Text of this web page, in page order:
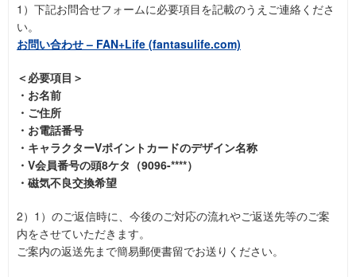
1）下記お問合せフォームに必要項目を記載のうえご連絡くださ
い。
お問い合わせ – FAN+Life (fantasulife.com)
＜必要項目＞
・お名前
・ご住所
・お電話番号
・キャラクターVポイントカードのデザイン名称
・V会員番号の頭8ケタ（9096-****）
・磁気不良交換希望
2）1）のご返信時に、今後のご対応の流れやご返送先等のご案
内をさせていただきます。
ご案内の返送先まで簡易郵便書留でお送りください。